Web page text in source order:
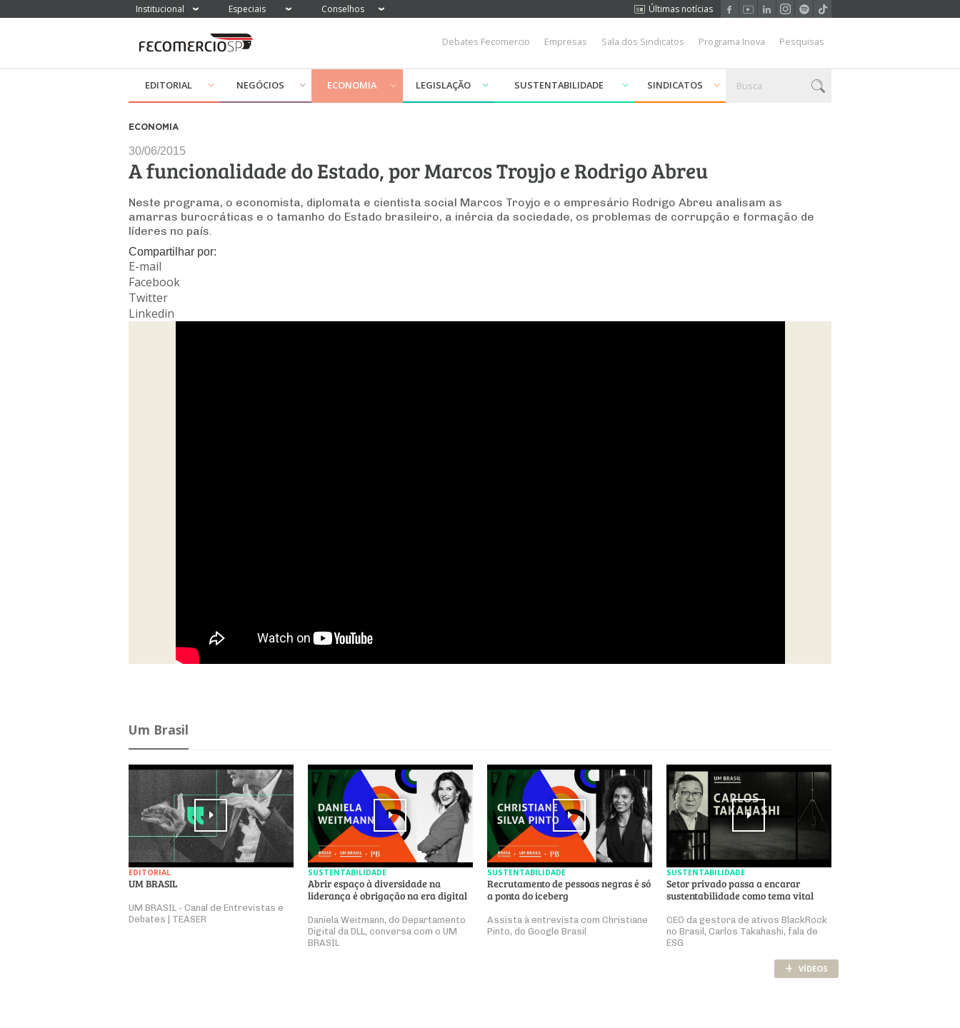
Institucional Especiais Conselhos Últimas notícias
Debates Fecomercio Empresas Sala dos Sindicatos Programa Inova Pesquisas
EDITORIAL NEGÓCIOS ECONOMIA LEGISLAÇÃO SUSTENTABILIDADE SINDICATOS
ECONOMIA
30/06/2015
A funcionalidade do Estado, por Marcos Troyjo e Rodrigo Abreu
Neste programa, o economista, diplomata e cientista social Marcos Troyjo e o empresário Rodrigo Abreu analisam as
amarras burocráticas e o tamanho do Estado brasileiro, a inércia da sociedade, os problemas de corrupção e formação de
líderes no país.
Compartilhar por:
E-mail
Facebook
Twitter
Linkedin
Um Brasil
EDITORIAL
UM BRASIL
UM BRASIL - Canal de Entrevistas e
Debates | TEASER
SUSTENTABILIDADE
Abrir espaço à diversidade na
liderança é obrigação na era digital
Daniela Weitmann, do Departamento
Digital da DLL, conversa com o UM
BRASIL
SUSTENTABILIDADE
Recrutamento de pessoas negras é só
a ponta do iceberg
Assista à entrevista com Christiane
Pinto, do Google Brasil
SUSTENTABILIDADE
Setor privado passa a encarar
sustentabilidade como tema vital
CEO da gestora de ativos BlackRock
no Brasil, Carlos Takahashi, fala de
ESG
+ VÍDEOS